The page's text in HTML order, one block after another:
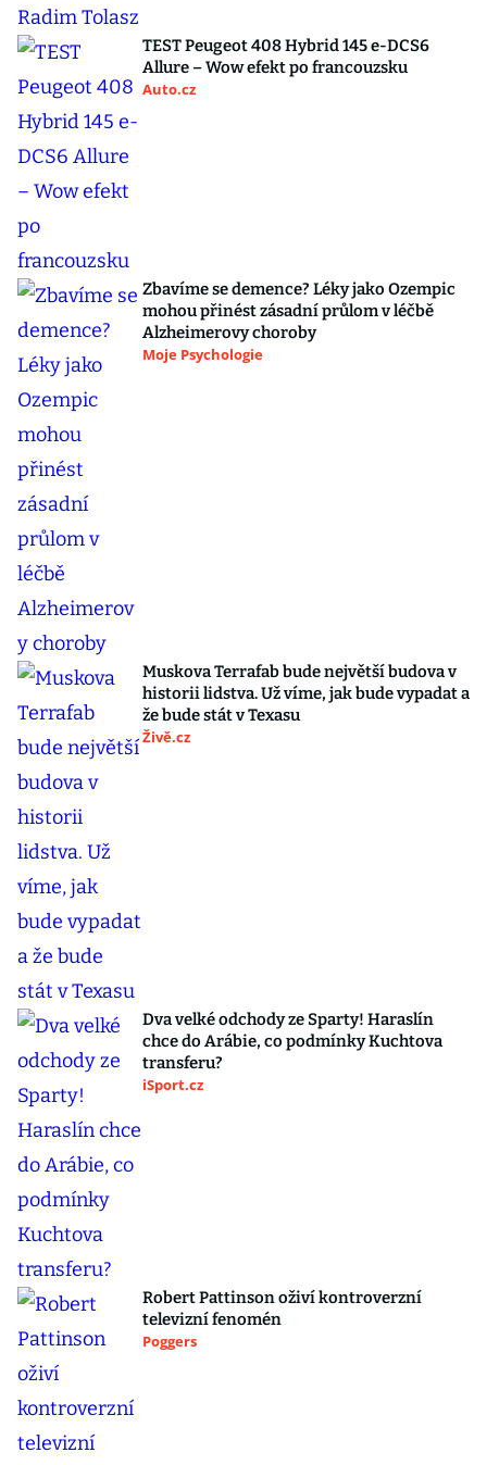
TEST Peugeot 408 Hybrid 145 e-DCS6
Allure – Wow efekt po francouzsku
Auto.cz
Zbavíme se demence? Léky jako Ozempic
mohou přinést zásadní průlom v léčbě
Alzheimerovy choroby
Moje Psychologie
Muskova Terrafab bude největší budova v
historii lidstva. Už víme, jak bude vypadat a
že bude stát v Texasu
Živě.cz
Dva velké odchody ze Sparty! Haraslín
chce do Arábie, co podmínky Kuchtova
transferu?
iSport.cz
Robert Pattinson oživí kontroverzní
televizní fenomén
Poggers